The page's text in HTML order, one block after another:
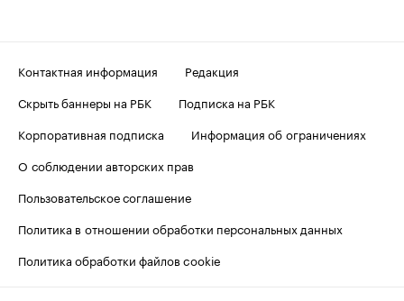
Контактная информация
Редакция
Скрыть баннеры на РБК
Подписка на РБК
Корпоративная подписка
Информация об ограничениях
О соблюдении авторских прав
Пользовательское соглашение
Политика в отношении обработки персональных данных
Политика обработки файлов cookie